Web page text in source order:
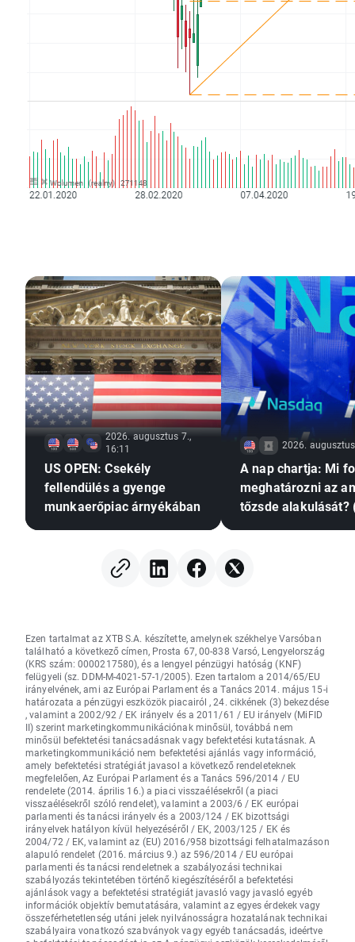
2026. augusztus 7.,
16:11
US OPEN: Csekély
fellendülés a gyenge
munkaerőpiac árnyékában
2026.
A nap chartja: Mi
meghatározni az
tőzsde alakulását?
Ezen tartalmat az XTB S.A. készítette, amelynek székhelye Varsóban
található a következő címen, Prosta 67, 00-838 Varsó, Lengyelország
(KRS szám: 0000217580), és a lengyel pénzügyi hatóság (KNF)
felügyeli (sz. DDM-M-4021-57-1/2005). Ezen tartalom a 2014/65/EU
irányelvének, ami az Európai Parlament és a Tanács 2014. május 15-i
határozata a pénzügyi eszközök piacairól , 24. cikkének (3) bekezdése
, valamint a 2002/92 / EK irányelv és a 2011/61 / EU irányelv (MiFID
II) szerint marketingkommunikációnak minősül, továbbá nem
minősül befektetési tanácsadásnak vagy befektetési kutatásnak. A
marketingkommunikáció nem befektetési ajánlás vagy információ,
amely befektetési stratégiát javasol a következő rendeleteknek
megfelelően, Az Európai Parlament és a Tanács 596/2014 / EU
rendelete (2014. április 16.) a piaci visszaélésekről (a piaci
visszaélésekről szóló rendelet), valamint a 2003/6 / EK európai
parlamenti és tanácsi irányelv és a 2003/124 / EK bizottsági
irányelvek hatályon kívül helyezéséről / EK, 2003/125 / EK és
2004/72 / EK, valamint az (EU) 2016/958 bizottsági felhatalmazáson
alapuló rendelet (2016. március 9.) az 596/2014 / EU európai
parlamenti és tanácsi rendeletnek a szabályozási technikai
szabályozás tekintetében történő kiegészítéséről a befektetési
ajánlások vagy a befektetési stratégiát javasló vagy javasló egyéb
információk objektív bemutatására, valamint az egyes érdekek vagy
összeférhetetlenség utáni jelek nyilvánosságra hozatalának technikai
szabályaira vonatkozó szabványok vagy egyéb tanácsadás, ideértve